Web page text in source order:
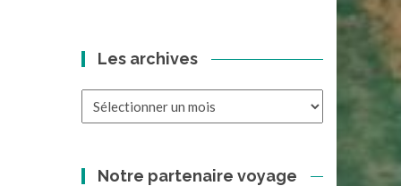
Les archives
Notre partenaire voyage